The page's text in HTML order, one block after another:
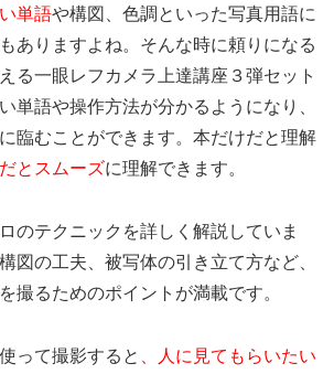
単語や構図、色調といった写真用語に
ありますよね。そんな時に頼りになる
る一眼レフカメラ上達講座３弾セット
単語や操作方法が分かるようになり、
臨むことができます。本だけだと理解
とスムーズに理解できます。
のテクニックを詳しく解説していま
図の工夫、被写体の引き立て方など、
撮るためのポイントが満載です。
って撮影すると
、人に見てもらいたい